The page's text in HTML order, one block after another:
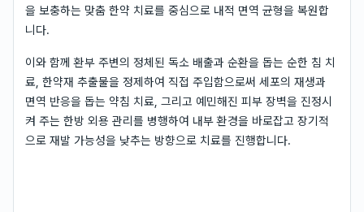
을 보충하는 맞춤 한약 치료를 중심으로 내적 면역 균형을 복원합
니다.
이와 함께 환부 주변의 정체된 독소 배출과 순환을 돕는 순한 침 치
료, 한약재 추출물을 정제하여 직접 주입함으로써 세포의 재생과
면역 반응을 돕는 약침 치료, 그리고 예민해진 피부 장벽을 진정시
켜 주는 한방 외용 관리를 병행하여 내부 환경을 바로잡고 장기적
으로 재발 가능성을 낮추는 방향으로 치료를 진행합니다.